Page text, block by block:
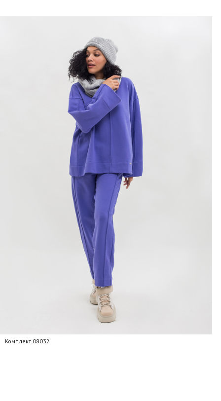
Комплект 08032